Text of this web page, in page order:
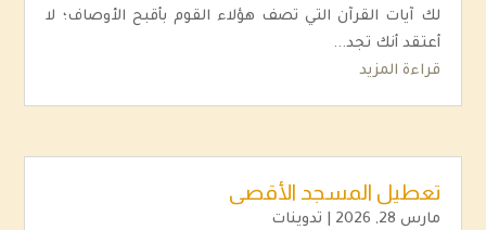
لك آيات القرآن التي تصف هؤلاء القوم بأقبح الأوصاف؛ لا
أعتقد أنك تجد...
قراءة المزيد
تعطيل المسجد الأقصى
مارس 28, 2026 تدوينات